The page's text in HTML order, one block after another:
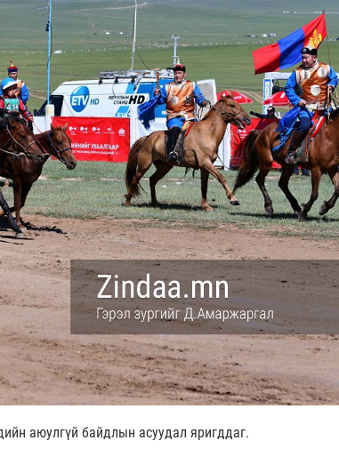
аюулгүй байдлын асуудал яригддаг.